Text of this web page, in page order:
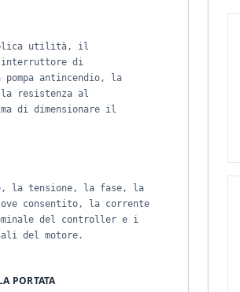
utilità, il
di
antincendio, la
resistenza al
di dimensionare il
la tensione, la fase, la
consentito, la corrente
del controller e i
del motore.
PORTATA